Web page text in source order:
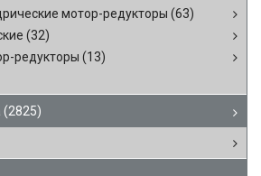
мотор-редукторы (63)
(32)
редукторы (13)
(2825)